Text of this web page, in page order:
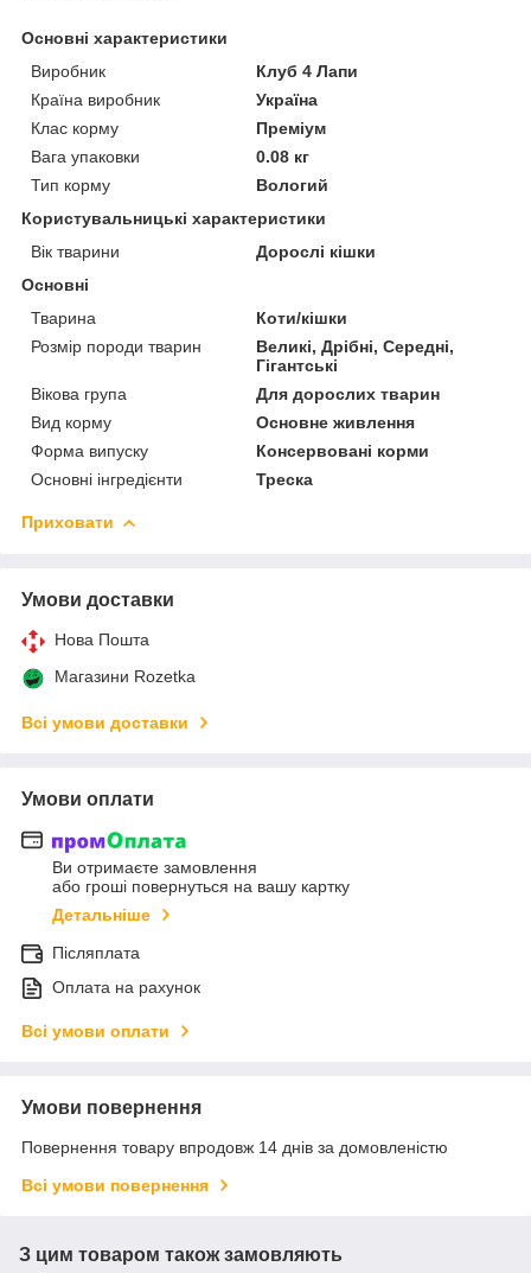
Основні характеристики
Виробник
Клуб 4 Лапи
Країна виробник
Україна
Клас корму
Преміум
Вага упаковки
0.08 кг
Тип корму
Вологий
Користувальницькі характеристики
Вік тварини
Дорослі кішки
Основні
Тварина
Коти/кішки
Розмір породи тварин
Великі, Дрібні, Середні,
Гігантські
Вікова група
Для дорослих тварин
Вид корму
Основне живлення
Форма випуску
Консервовані корми
Основні інгредієнти
Треска
Приховати
Умови доставки
Нова Пошта
Магазини Rozetka
Всі умови доставки
Умови оплати
Ви отримаєте замовлення
або гроші повернуться на вашу картку
Детальніше
Післяплата
Оплата на рахунок
Всі умови оплати
Умови повернення
Повернення товару впродовж 14 днів за домовленістю
Всі умови повернення
З цим товаром також замовляють